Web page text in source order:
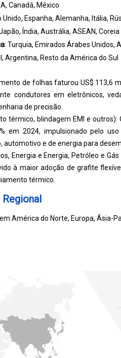
Canadá, México
Unido, Espanha, Alemanha, Itália,
Índia, Austrália, ASEAN,
: Turquia, Emirados Árabes Unidos,
Argentina, Resto da América do Sul
de folhas faturou US$ 113,6
condutores em eletrônicos,
de precisão.
térmico, blindagem EMI e outros):
em 2024, impulsionado pelo
e de energia para
Energia e Energia, Petróleo e
à maior adoção de grafite
térmico.
América do Norte, Europa, Ásia-